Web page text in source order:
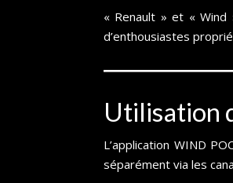
« Renault » et « Wind
d’enthousiastes
Utilisation
L’application WIND
séparément via les